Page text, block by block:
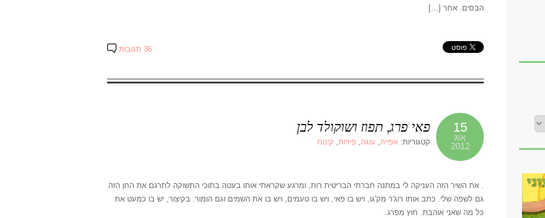
הבסים. אחר […]
36 תגובות
15
אוג
2012
פאי פרג, תפוז ושוקולד לבן
קטגוריות: אפייה, עוגה, פירות, קינוח
. את השיר הזה העניקה לי במתנה חברתי הבריטית רות, ומרגע שקראתי אותו בעטה בתוכי התשוקה לתרגם את החן הזה
גם לשפה שלי. כתב אותו רוג'ר מק'גו, ויש בו פאי, ויש בו טעמים, ויש בו את השמים וגם הומור. בקיצור, יש בו כמעט את
כל מה שאני אוהבת. חוץ מפרג.